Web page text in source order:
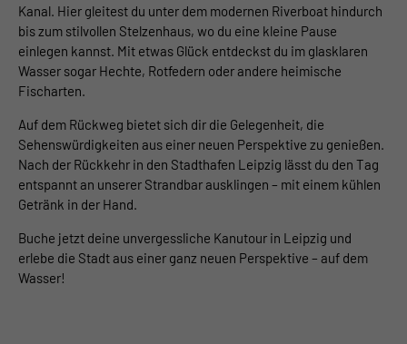
Kanal. Hier gleitest du unter dem modernen Riverboat hindurch
bis zum stilvollen Stelzenhaus, wo du eine kleine Pause
einlegen kannst. Mit etwas Glück entdeckst du im glasklaren
Wasser sogar Hechte, Rotfedern oder andere heimische
Fischarten.
Auf dem Rückweg bietet sich dir die Gelegenheit, die
Sehenswürdigkeiten aus einer neuen Perspektive zu genießen.
Nach der Rückkehr in den Stadthafen Leipzig lässt du den Tag
entspannt an unserer Strandbar ausklingen – mit einem kühlen
Getränk in der Hand.
Buche jetzt deine unvergessliche Kanutour in Leipzig und
erlebe die Stadt aus einer ganz neuen Perspektive – auf dem
Wasser!